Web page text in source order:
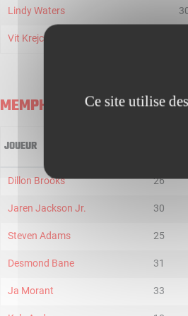
Lindy Waters
Vit Krejci
MEMPHIS GRIZZLIES
JOUEUR
Dillon Brooks 26
Jaren Jackson Jr. 30
Steven Adams 25
Desmond Bane 31
Ja Morant 33
Ce site utilise